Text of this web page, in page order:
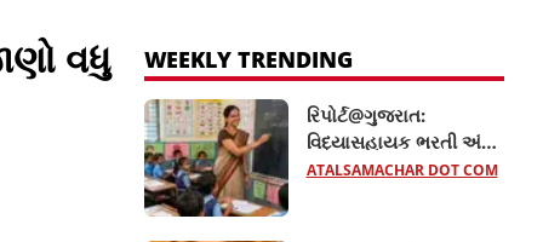
વધુ
WEEKLY TRENDING
રિપોર્ટ@ગુજરાત:
વિદ્યાસહાયક ભરતી અંગે
સરકારનો મોટો નિર્ણય,
ATALSAMACHAR DOT COM